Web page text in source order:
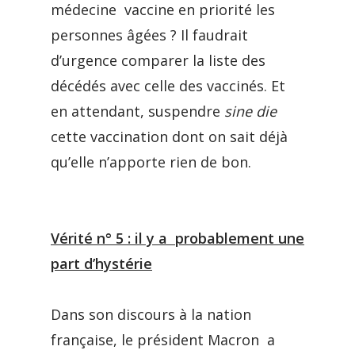
médecine vaccine en priorité les
personnes âgées ? Il faudrait
d’urgence comparer la liste des
décédés avec celle des vaccinés. Et
en attendant, suspendre sine die
cette vaccination dont on sait déjà
qu’elle n’apporte rien de bon.
Vérité n° 5 : il y a probablement une
part d’hystérie
Dans son discours à la nation
française, le président Macron a